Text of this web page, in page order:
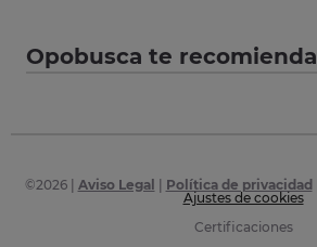
Opobusca te recomienda
©2026| Aviso Legal Política de privacidad
Ajustes de cookies
Certificaciones